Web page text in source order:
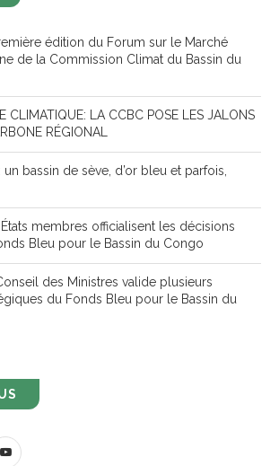
édition du Forum sur le Marché
de la Commission Climat du Bassin du
CLIMATIQUE: LA CCBC POSE LES JALONS
RÉGIONAL
bassin de sève, d’or bleu et parfois,
membres officialisent les décisions
Bleu pour le Bassin du Congo
des Ministres valide plusieurs
du Fonds Bleu pour le Bassin du